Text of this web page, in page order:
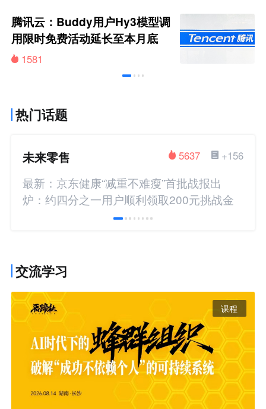
腾讯云：Buddy用户Hy3模型调
用限时免费活动延长至本月底
1581
热门话题
未来零售 +156
5637
最新：京东健康“减重不难瘦”首批战报出
炉：约四分之一用户顺利领取200元挑战金
交流学习
课程